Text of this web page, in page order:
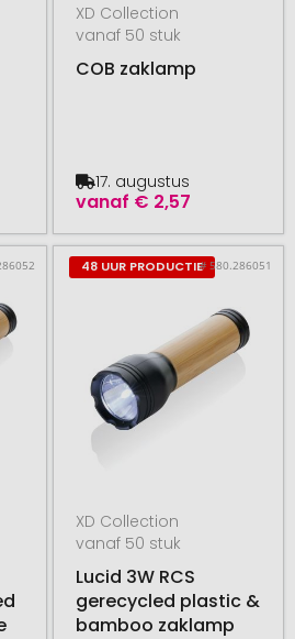
XD Collection
vanaf 50 stuk
COB zaklamp
vanaf € 2,57
17. augustus
48 UUR PRODUCTIE# 580.286051
XD Collection
vanaf 50 stuk
Lucid 3W RCS
gerecycled plastic &
bamboo zaklamp